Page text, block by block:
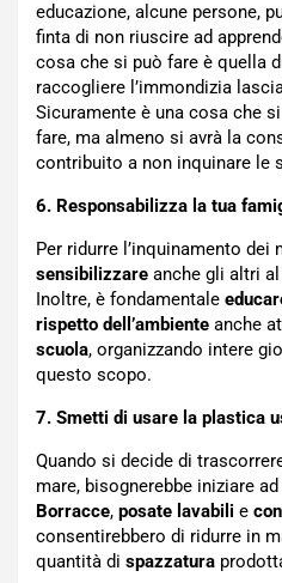
educazione, alcune persone,
finta di non riuscire ad
cosa che si può fare è quella
raccogliere l’immondizia
Sicuramente è una cosa che
fare, ma almeno si avrà la
contribuito a non inquinare le
6. Responsabilizza la tua
Per ridurre l’inquinamento dei
sensibilizzare anche gli altri
Inoltre, è fondamentale
rispetto dell’ambiente anche
scuola, organizzando intere
questo scopo.
7. Smetti di usare la plastica
Quando si decide di
mare, bisognerebbe iniziare
Borracce, posate lavabili e
consentirebbero di ridurre in
quantità di spazzatura